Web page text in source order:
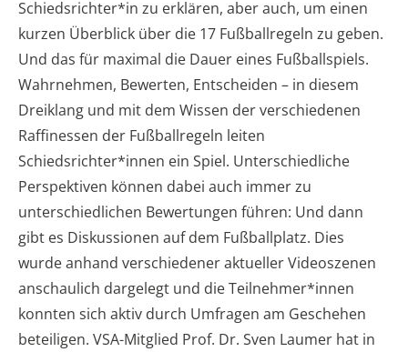
Schiedsrichter*in zu erklären, aber auch, um einen
kurzen Überblick über die 17 Fußballregeln zu geben.
Und das für maximal die Dauer eines Fußballspiels.
Wahrnehmen, Bewerten, Entscheiden – in diesem
Dreiklang und mit dem Wissen der verschiedenen
Raffinessen der Fußballregeln leiten
Schiedsrichter*innen ein Spiel. Unterschiedliche
Perspektiven können dabei auch immer zu
unterschiedlichen Bewertungen führen: Und dann
gibt es Diskussionen auf dem Fußballplatz. Dies
wurde anhand verschiedener aktueller Videoszenen
anschaulich dargelegt und die Teilnehmer*innen
konnten sich aktiv durch Umfragen am Geschehen
beteiligen. VSA-Mitglied Prof. Dr. Sven Laumer hat in